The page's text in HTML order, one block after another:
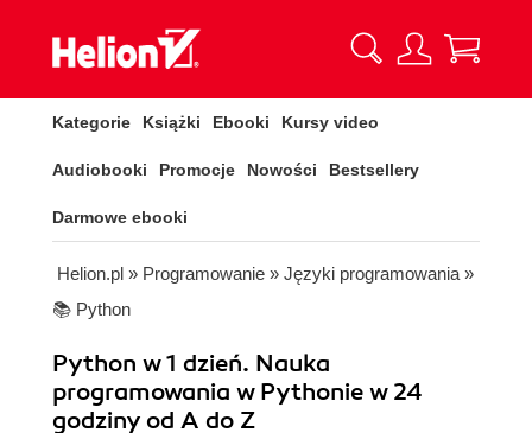
Kategorie Książki Ebooki Kursy video
Audiobooki Promocje Nowości Bestsellery
Darmowe ebooki
Helion.pl » Programowanie » Języki programowania »
📚 Python
Python w 1 dzień. Nauka
programowania w Pythonie w 24
godziny od A do Z